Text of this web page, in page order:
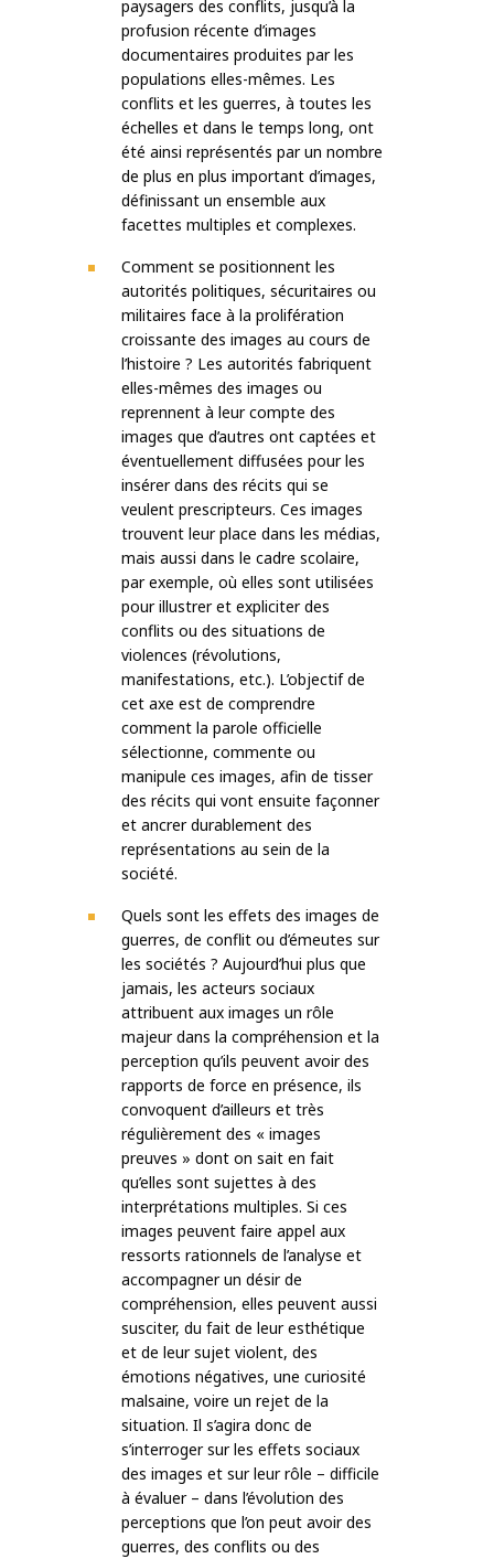
paysagers des conflits, jusqu’à la
profusion récente d’images
documentaires produites par les
populations elles-mêmes. Les
conflits et les guerres, à toutes les
échelles et dans le temps long, ont
été ainsi représentés par un nombre
de plus en plus important d’images,
définissant un ensemble aux
facettes multiples et complexes.
Comment se positionnent les
autorités politiques, sécuritaires ou
militaires face à la prolifération
croissante des images au cours de
l’histoire ? Les autorités fabriquent
elles-mêmes des images ou
reprennent à leur compte des
images que d’autres ont captées et
éventuellement diffusées pour les
insérer dans des récits qui se
veulent prescripteurs. Ces images
trouvent leur place dans les médias,
mais aussi dans le cadre scolaire,
par exemple, où elles sont utilisées
pour illustrer et expliciter des
conflits ou des situations de
violences (révolutions,
manifestations, etc.). L’objectif de
cet axe est de comprendre
comment la parole officielle
sélectionne, commente ou
manipule ces images, afin de tisser
des récits qui vont ensuite façonner
et ancrer durablement des
représentations au sein de la
société.
Quels sont les effets des images de
guerres, de conflit ou d’émeutes sur
les sociétés ? Aujourd’hui plus que
jamais, les acteurs sociaux
attribuent aux images un rôle
majeur dans la compréhension et la
perception qu’ils peuvent avoir des
rapports de force en présence, ils
convoquent d’ailleurs et très
régulièrement des « images
preuves » dont on sait en fait
qu’elles sont sujettes à des
interprétations multiples. Si ces
images peuvent faire appel aux
ressorts rationnels de l’analyse et
accompagner un désir de
compréhension, elles peuvent aussi
susciter, du fait de leur esthétique
et de leur sujet violent, des
émotions négatives, une curiosité
malsaine, voire un rejet de la
situation. Il s’agira donc de
s’interroger sur les effets sociaux
des images et sur leur rôle – difficile
à évaluer – dans l’évolution des
perceptions que l’on peut avoir des
guerres, des conflits ou des